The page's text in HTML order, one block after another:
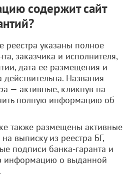
содержит сайт
реестра указаны полное
заказчика и исполнителя,
дата ее размещения и
Названия
— активные, кликнув на
полную информацию об
также размещены активные
выписку из реестра БГ,
подписи банка-гаранта и
информацию о выданной